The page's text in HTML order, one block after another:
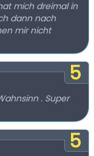
mich dreimal in
dann nach
mir nicht
5
. Super
5